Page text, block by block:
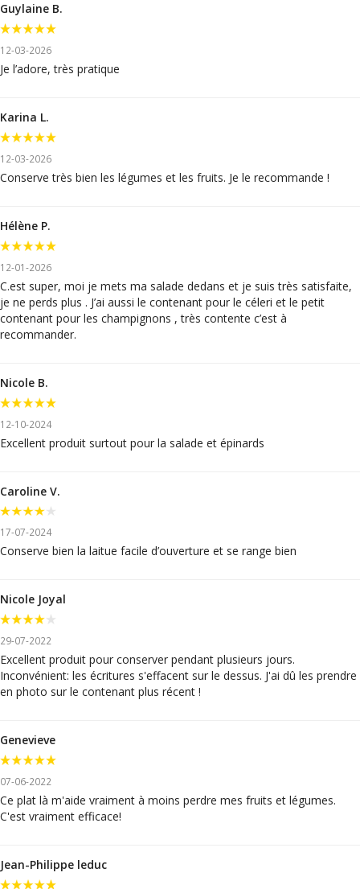
Guylaine B.
12-03-2026
Je l’adore, très pratique
Karina L.
12-03-2026
Conserve très bien les légumes et les fruits. Je le recommande !
Hélène P.
12-01-2026
C.est super, moi je mets ma salade dedans et je suis très satisfaite,
je ne perds plus . J’ai aussi le contenant pour le céleri et le petit
contenant pour les champignons , très contente c’est à
recommander.
Nicole B.
12-10-2024
Excellent produit surtout pour la salade et épinards
Caroline V.
17-07-2024
Conserve bien la laitue facile d’ouverture et se range bien
Nicole Joyal
29-07-2022
Excellent produit pour conserver pendant plusieurs jours.
Inconvénient: les écritures s'effacent sur le dessus. J'ai dû les prendre
en photo sur le contenant plus récent !
Genevieve
07-06-2022
Ce plat là m'aide vraiment à moins perdre mes fruits et légumes.
C'est vraiment efficace!
Jean-Philippe leduc